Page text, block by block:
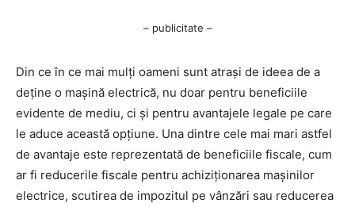
– publicitate –
Din ce în ce mai mulți oameni sunt atrași de ideea de a
deține o mașină electrică, nu doar pentru beneficiile
evidente de mediu, ci și pentru avantajele legale pe care
le aduce această opțiune. Una dintre cele mai mari astfel
de avantaje este reprezentată de beneficiile fiscale, cum
ar fi reducerile fiscale pentru achiziționarea mașinilor
electrice, scutirea de impozitul pe vânzări sau reducerea